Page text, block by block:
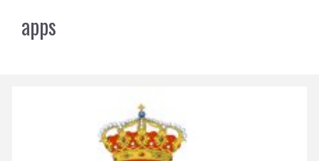
apps